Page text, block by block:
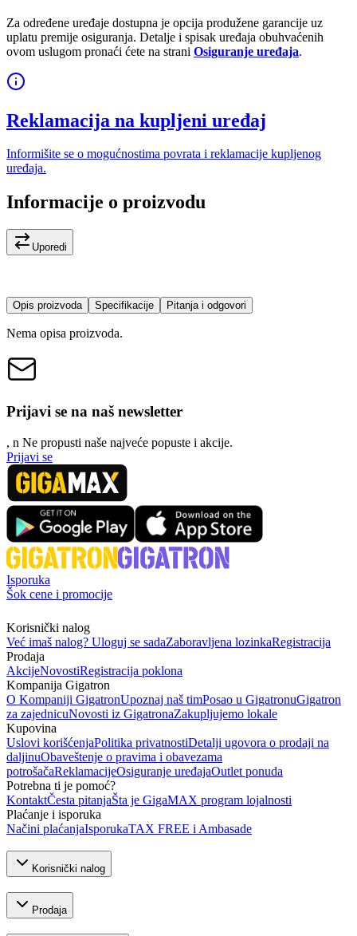
Za određene uređaje dostupna je opcija produžene garancije uz
uplatu premije osiguranja. Detalje i spisak uređaja obuhvaćenih
ovom uslugom pronaći ćete na strani Osiguranje uređaja.
Reklamacija na kupljeni uređaj
Informišite se o mogućnostima povrata i reklamacije kupljenog
uređaja.
Informacije o proizvodu
Uporedi
Opis proizvoda Specifikacije Pitanja i odgovori
Nema opisa proizvoda.
Prijavi se na naš newsletter
, n Ne propusti naše najveće popuste i akcije.
Prijavi se
Isporuka
Šok cene i promocije
Korisnički nalog
Već imaš nalog? Uloguj se sadaZaboravljena lozinkaRegistracija
Prodaja
AkcijeNovostiRegistracija poklona
Kompanija Gigatron
O Kompaniji GigatronUpoznaj naš timPosao u GigatronuGigatron
za zajednicuNovosti iz GigatronaZakupljujemo lokale
Kupovina
Uslovi korišćenjaPolitika privatnostiDetalji ugovora o prodaji na
daljinuObaveštenje o pravima i obavezama
potrošačaReklamacijeOsiguranje uređajaOutlet ponuda
Potrebna ti je pomoć?
KontaktČesta pitanjaŠta je GigaMAX program lojalnosti
Plaćanje i isporuka
Načini plaćanjaIsporukaTAX FREE i Ambasade
Korisnički nalog
Prodaja